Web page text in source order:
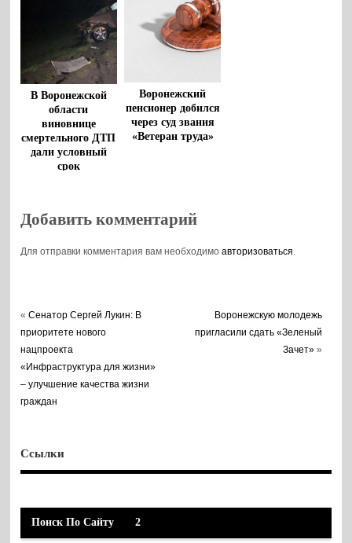
академии спорта
В Воронежской
области
виновнице
смертельного ДТП
дали условный
срок
Воронежский
пенсионер добился
через суд звания
«Ветеран труда»
Добавить комментарий
Для отправки комментария вам необходимоавторизоваться.
«Сенатор Сергей Лукин: В
приоритете нового
нацпроекта
«Инфраструктура для жизни»
– улучшение качества жизни
граждан
Воронежскую молодежь
пригласили сдать «Зеленый
Зачет» »
Ссылки
Поиск По Сайту 2